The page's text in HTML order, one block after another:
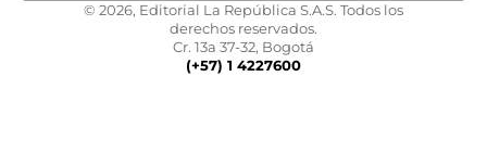
© 2026, Editorial La República S.A.S. Todos los
derechos reservados.
Cr. 13a 37-32, Bogotá
(+57) 1 4227600